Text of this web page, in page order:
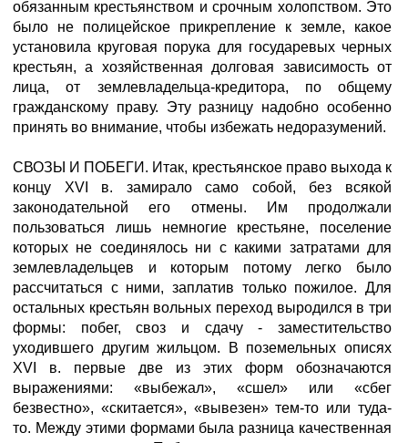
СВОЗЫ И ПОБЕГИ. Итак, крестьянское право выхода к
концу XVI в. замирало само собой, без всякой
законодательной его отмены. Им продолжали
пользоваться лишь немногие крестьяне, поселение
которых не соединялось ни с какими затратами для
землевладельцев и которым потому легко было
рассчитаться с ними, заплатив только пожилое. Для
остальных крестьян вольных переход выродился в три
формы: побег, своз и сдачу - заместительство
уходившего другим жильцом. В поземельных описях
XVI в. первые две из этих форм обозначаются
выражениями: «выбежал», «сшел» или «сбег
безвестно», «скитается», «вывезен» тем-то или туда-
то. Между этими формами была разница качественная